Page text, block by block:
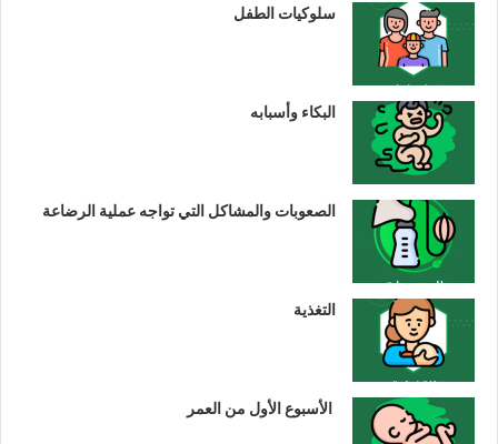
سلوكيات الطفل
البكاء وأسبابه
الصعوبات والمشاكل التي تواجه عملية الرضاعة
التغذية
الأسبوع الأول من العمر